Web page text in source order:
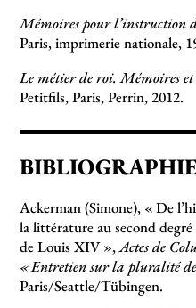
Mémoires pour l’instruction
Paris, imprimerie nationale,
Le métier de roi. Mémoires
Petitfils, Paris, Perrin, 2012.
Ackerman (Simone), «De
la littérature au second
de Louis XIV»,Actes de
«Entretien sur la pluralité
Paris/Seattle/Tübingen.